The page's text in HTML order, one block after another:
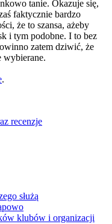
tanie. Okazuje się,
faktycznie bardzo
że to szansa, ażeby
i tym podobne. I to bez
zatem dziwić, że
wybierane.
.
recenzje
służą
klubów i organizacji